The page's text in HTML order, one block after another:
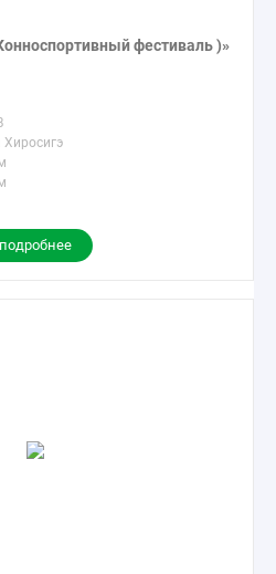
фестиваль )»
Хиросигэ
подробнее